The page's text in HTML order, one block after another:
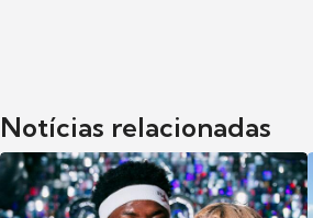
Notícias relacionadas